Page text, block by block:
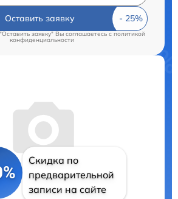
Оставить заявку
заявку" Вы соглашаетесь cполитикой
конфиденциальности
Скидка по
предварительной
записи на сайте